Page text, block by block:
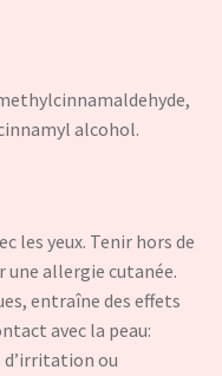
alcohol.
les yeux. Tenir hors de
une allergie cutanée.
entraîne des effets
avec la peau:
d’irritation ou